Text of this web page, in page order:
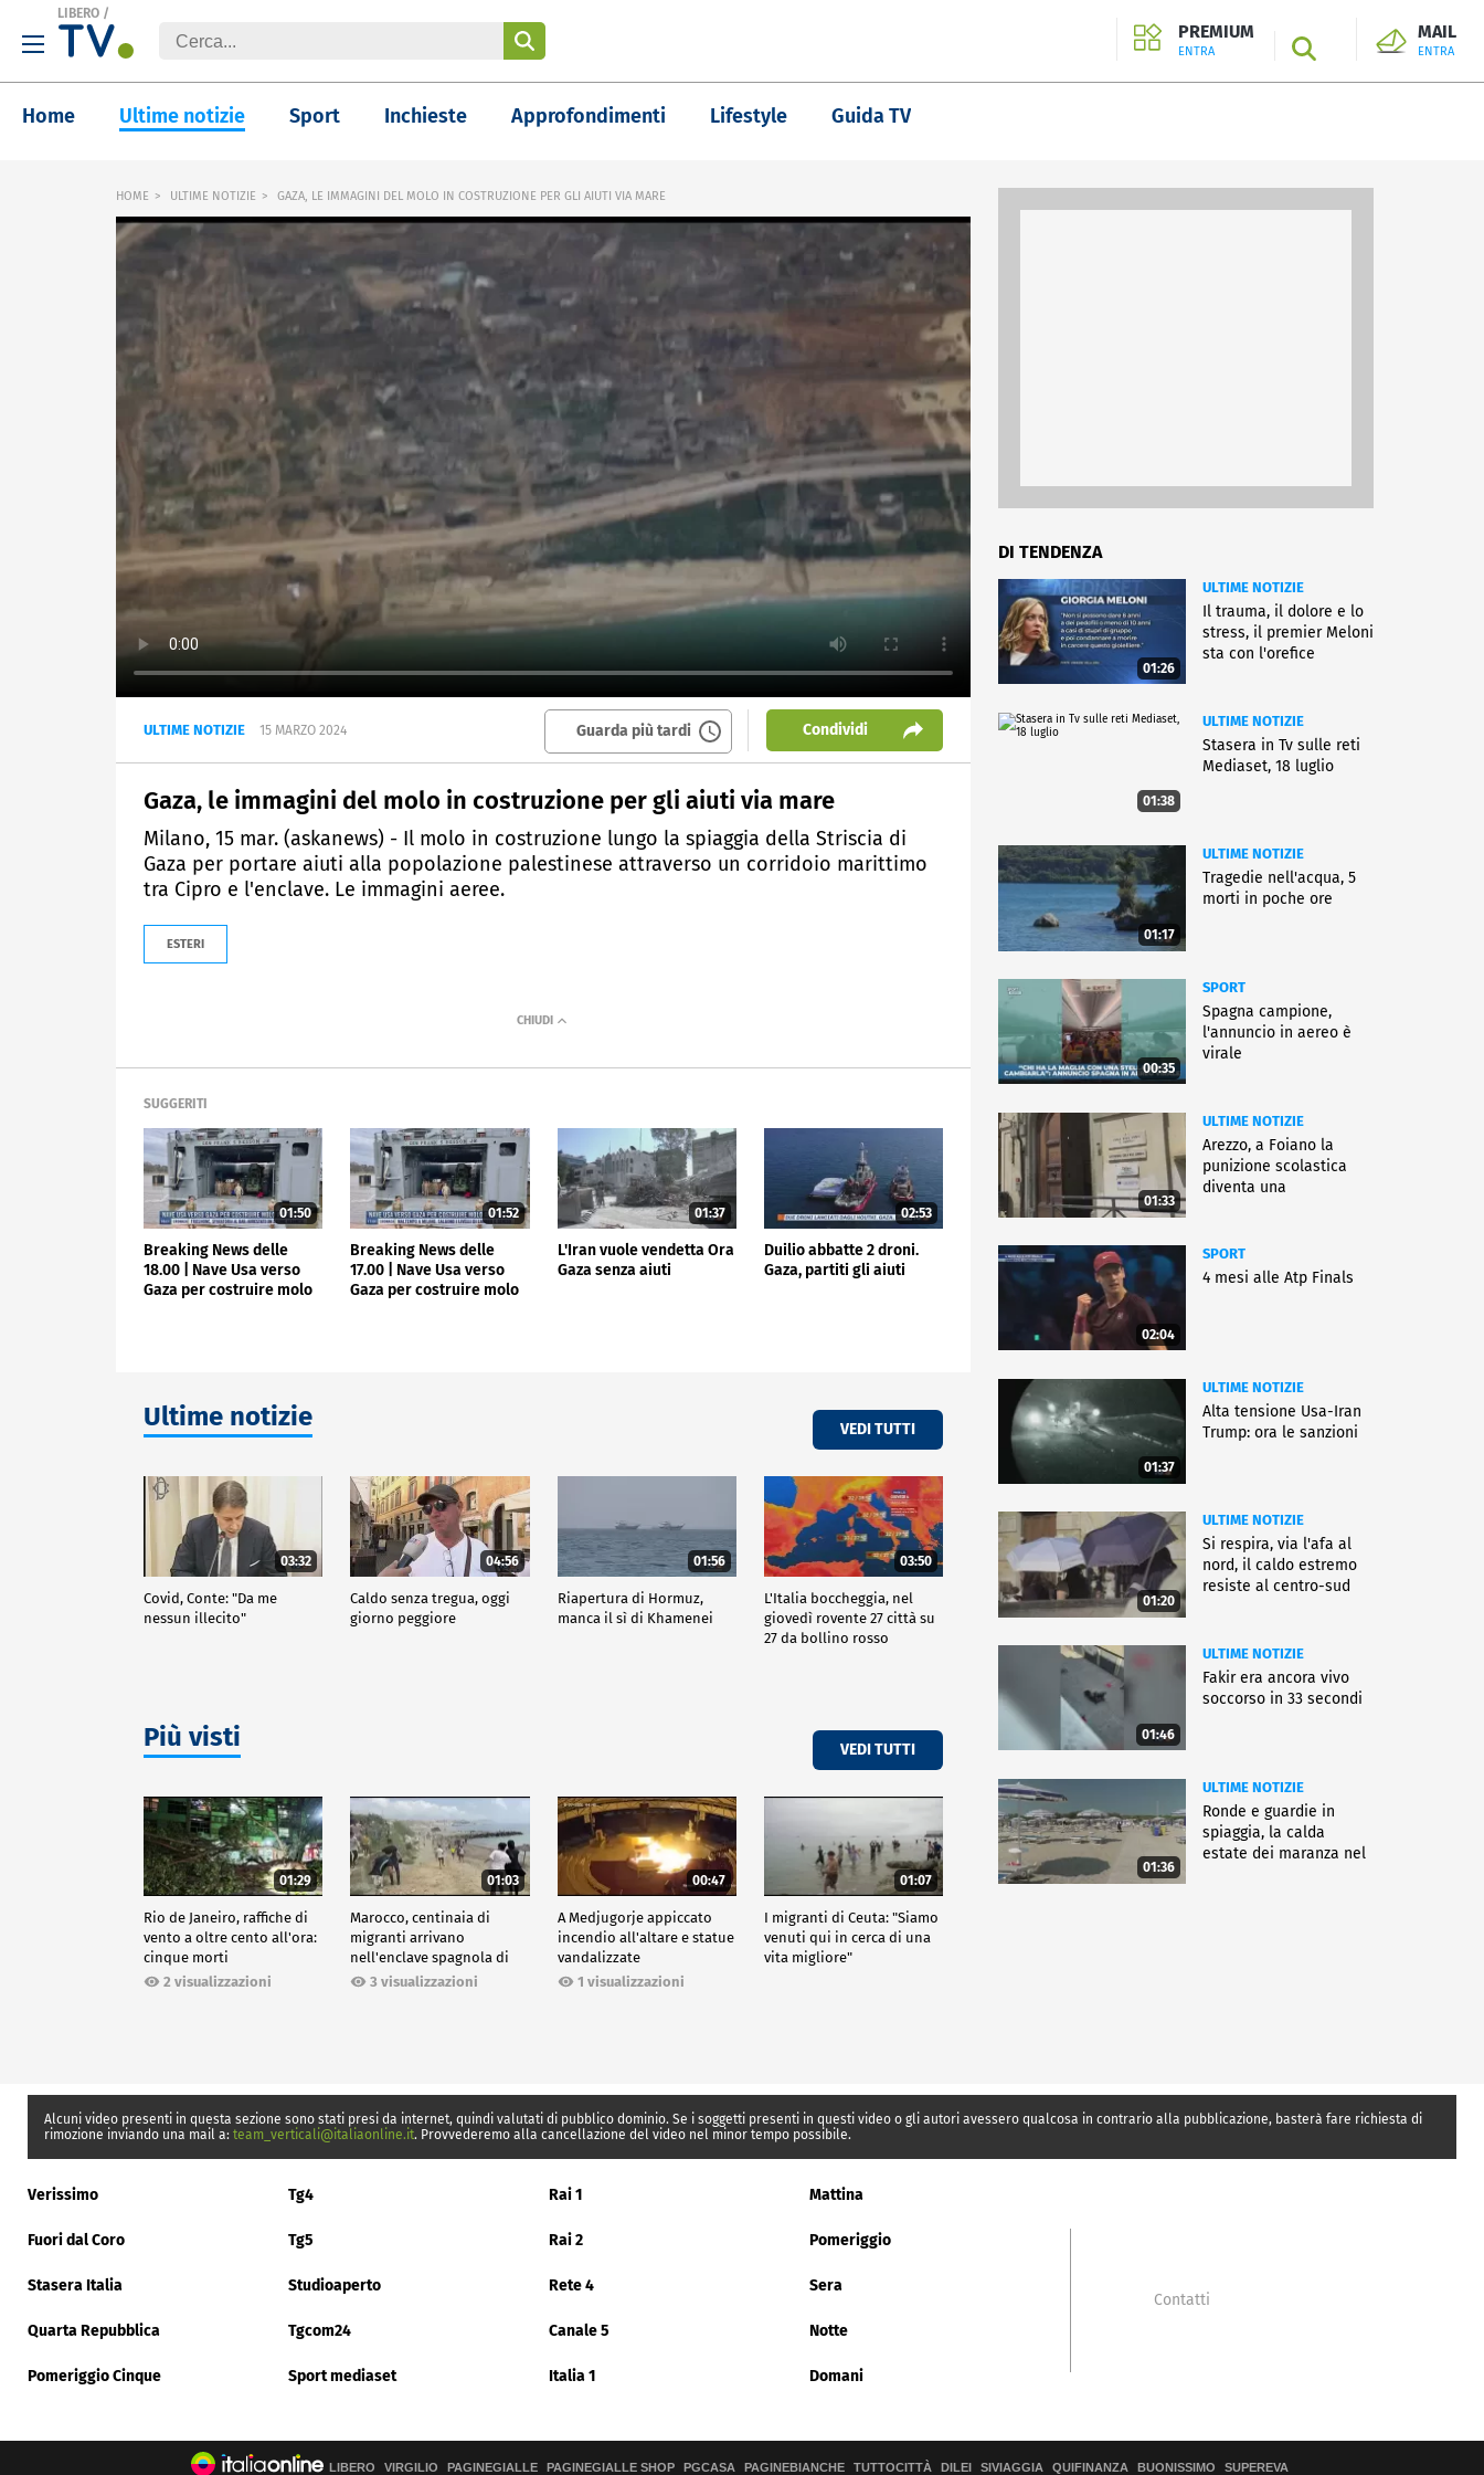
LIBERO /
PREMIUM
ENTRA SEARCH
MAIL
ENTRA
Home Ultime notizie Sport Inchieste Approfondimenti Lifestyle Guida TV
HOME ULTIME NOTIZIE GAZA, LE IMMAGINI DEL MOLO IN COSTRUZIONE PER GLI AIUTI VIA MARE
ULTIME NOTIZIE 15 MARZO 2024 Guarda più tardi Condividi
Gaza, le immagini del molo in costruzione per gli aiuti via mare
Milano, 15 mar. (askanews) - Il molo in costruzione lungo la spiaggia della Striscia di
Gaza per portare aiuti alla popolazione palestinese attraverso un corridoio marittimo
tra Cipro e l'enclave. Le immagini aeree.
ESTERI
SUGGERITI
01:50
Breaking News delle
18.00 | Nave Usa verso
Gaza per costruire molo
01:52
Breaking News delle
17.00 | Nave Usa verso
Gaza per costruire molo
01:37
L'Iran vuole vendetta Ora
Gaza senza aiuti
02:53
Duilio abbatte 2 droni.
Gaza, partiti gli aiuti
Ultime notizie VEDI TUTTI
03:32
Covid, Conte: "Da me
nessun illecito"
04:56
Caldo senza tregua, oggi
giorno peggiore
01:56
Riapertura di Hormuz,
manca il sì di Khamenei
03:50
L'Italia boccheggia, nel
giovedì rovente 27 città su
27 da bollino rosso
Più visti VEDI TUTTI
01:29
Rio de Janeiro, raffiche di
vento a oltre cento all'ora:
cinque morti
2 visualizzazioni
01:03
Marocco, centinaia di
migranti arrivano
nell'enclave spagnola di
Ceuta3 visualizzazioni
00:47
A Medjugorje appiccato
incendio all'altare e statue
vandalizzate
1 visualizzazioni
01:07
I migranti di Ceuta: "Siamo
venuti qui in cerca di una
vita migliore"
DI TENDENZA
01:26
ULTIME NOTIZIE
Il trauma, il dolore e lo
stress, il premier Meloni
sta con l'orefice
01:38
ULTIME NOTIZIE
Stasera in Tv sulle reti
Mediaset, 18 luglio
01:17
ULTIME NOTIZIE
Tragedie nell'acqua, 5
morti in poche ore
00:35
SPORT
Spagna campione,
l'annuncio in aereo è
virale
01:33
ULTIME NOTIZIE
Arezzo, a Foiano la
punizione scolastica
diventa una
02:04
SPORT
4 mesi alle Atp Finals
01:37
ULTIME NOTIZIE
Alta tensione Usa-Iran
Trump: ora le sanzioni
01:20
ULTIME NOTIZIE
Si respira, via l'afa al
nord, il caldo estremo
resiste al centro-sud
01:46
ULTIME NOTIZIE
Fakir era ancora vivo
soccorso in 33 secondi
01:36
ULTIME NOTIZIE
Ronde e guardie in
spiaggia, la calda
estate dei maranza nel
Alcuni video presenti in questa sezione sono stati presi da internet, quindi valutati di pubblico dominio. Se i soggetti presenti in questi video o gli autori avessero qualcosa in contrario alla pubblicazione, basterà fare richiesta di
rimozione inviando una mail a: team_verticali@italiaonline.it. Provvederemo alla cancellazione del video nel minor tempo possibile.
Verissimo Tg4 Rai 1 Mattina
Fuori dal Coro Tg5 Rai 2 Pomeriggio
Stasera Italia Studioaperto Rete 4 Sera
Quarta Repubblica Tgcom24 Canale 5 Notte
Pomeriggio Cinque Sport mediaset Italia 1 Domani
Contatti
LIBERO VIRGILIO PAGINEGIALLE PAGINEGIALLE SHOP PGCASA PAGINEBIANCHE TUTTOCITTÀ DILEI SIVIAGGIA QUIFINANZA BUONISSIMO SUPEREVA